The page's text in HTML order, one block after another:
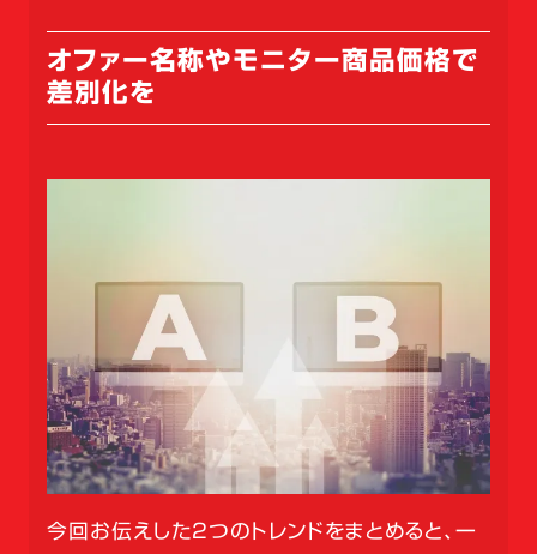
オファー名称やモニター商品価格で
差別化を
今回お伝えした2つのトレンドをまとめると、一